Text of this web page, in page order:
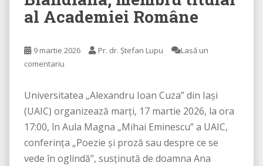
al Academiei Române
9 martie 2026 Pr. dr. Ștefan Lupu
Lasă un
comentariu
Universitatea „Alexandru Ioan Cuza” din Iaşi
(UAIC) organizează marți, 17 martie 2026, la ora
17:00, în Aula Magna „Mihai Eminescu” a UAIC,
conferința „Poezie și proză sau despre ce se
vede în oglindă”, susținută de doamna Ana